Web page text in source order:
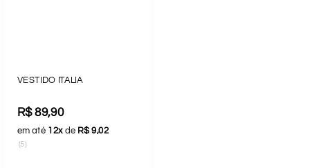
VESTIDO ITALIA
R$ 89,90
em até 12x de R$ 9,02
(5)